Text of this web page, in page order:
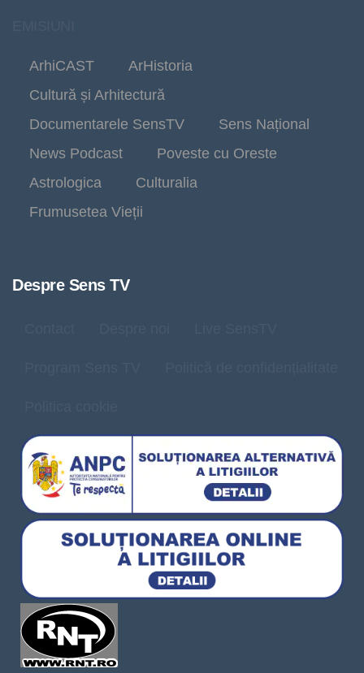
ArhiCAST
ArHistoria
Cultură și Arhitectură
Documentarele SensTV
Sens Național
News Podcast
Poveste cu Oreste
Astrologica
Culturalia
Frumusetea Vieții
Despre Sens TV